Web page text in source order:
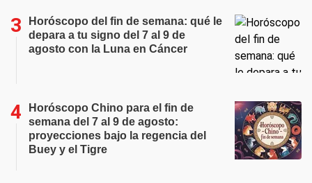
Horóscopo del fin de semana: qué le
depara a tu signo del 7 al 9 de
agosto con la Luna en Cáncer
Horóscopo Chino para el fin de
semana del 7 al 9 de agosto:
proyecciones bajo la regencia del
Buey y el Tigre